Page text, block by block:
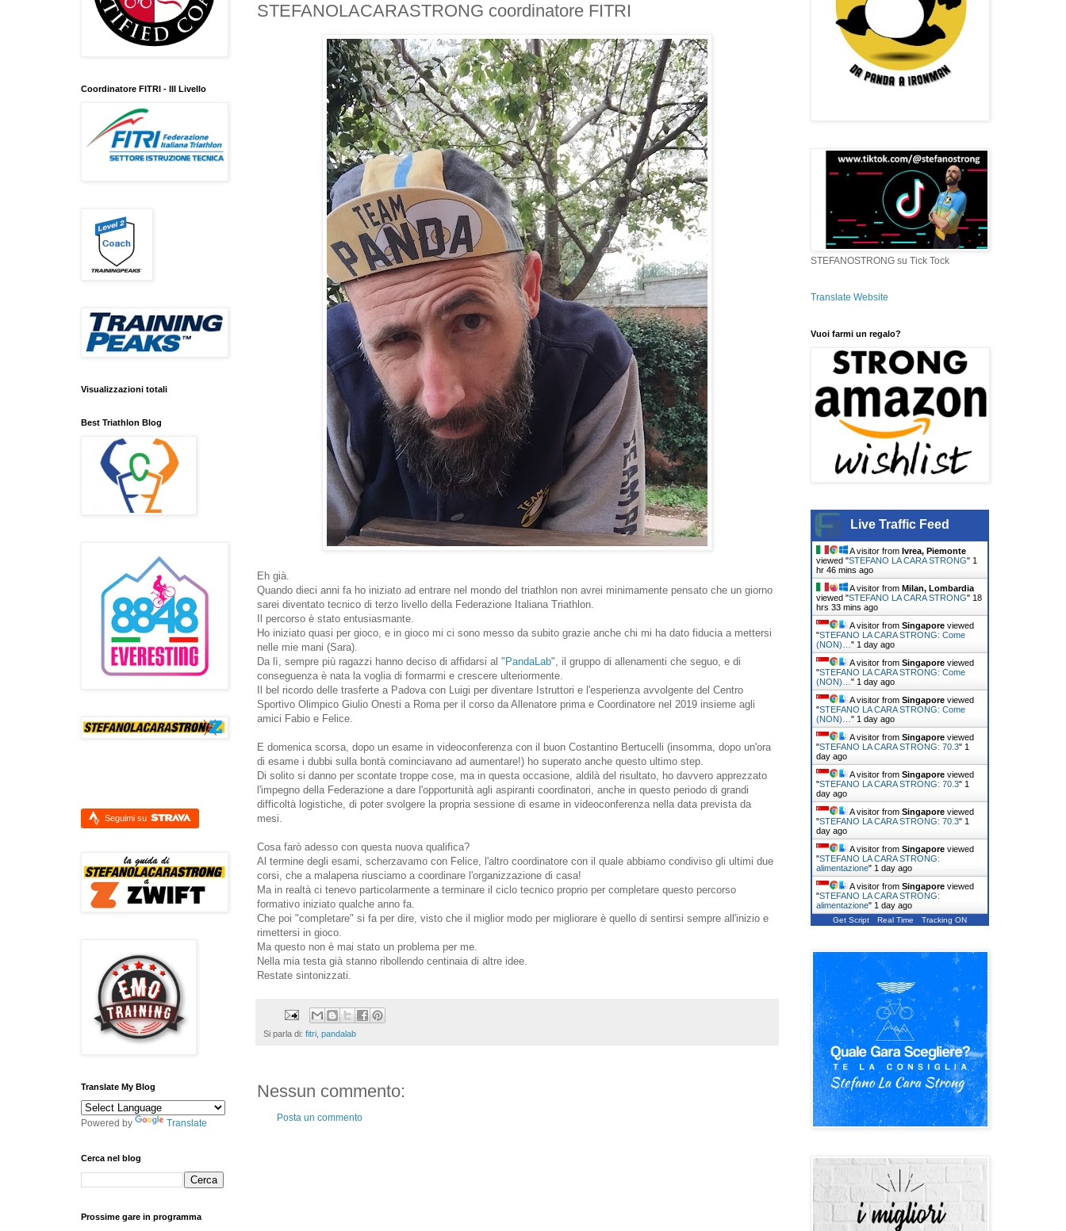
STEFANOLACARASTRONG coordinatore FITRI
Eh già.
Quando dieci anni fa ho iniziato ad entrare nel mondo del triathlon non avrei minimamente pensato che un giorno
sarei diventato tecnico di terzo livello della Federazione Italiana Triathlon.
Il percorso è stato entusiasmante.
Ho iniziato quasi per gioco, e in gioco mi ci sono messo da subito grazie anche chi mi ha dato fiducia a mettersi
nelle mie mani (Sara).
Da lì, sempre più ragazzi hanno deciso di affidarsi al " PandaLab", il gruppo di allenamenti che seguo, e di
conseguenza è nata la voglia di formarmi e crescere ulteriormente.
Il bel ricordo delle trasferte a Padova con Luigi per diventare Istruttori e l'esperienza avvolgente del Centro
Sportivo Olimpico Giulio Onesti a Roma per il corso da Allenatore prima e Coordinatore nel 2019 insieme agli
amici Fabio e Felice.
E domenica scorsa, dopo un esame in videoconferenza con il buon Costantino Bertucelli (insomma, dopo un'ora
di esame i dubbi sulla bontà cominciavano ad aumentare!) ho superato anche questo ultimo step.
Di solito si danno per scontate troppe cose, ma in questa occasione, aldilà del risultato, ho davvero apprezzato
l'impegno della Federazione a dare l'opportunità agli aspiranti coordinatori, anche in questo periodo di grandi
difficoltà logistiche, di poter svolgere la propria sessione di esame in videoconferenza nella data prevista da
mesi.
Cosa farò adesso con questa nuova qualifica?
Al termine degli esami, scherzavamo con Felice, l'altro coordinatore con il quale abbiamo condiviso gli ultimi due
corsi, che a malapena riusciamo a coordinare l'organizzazione di casa!
Ma in realtà ci tenevo particolarmente a terminare il ciclo tecnico proprio per completare questo percorso
formativo iniziato qualche anno fa.
Che poi "completare" si fa per dire, visto che il miglior modo per migliorare è quello di sentirsi sempre all'inizio e
rimettersi in gioco.
Ma questo non è mai stato un problema per me.
Nella mia testa già stanno ribollendo centinaia di altre idee.
Restate sintonizzati.
Si parla di: fitri pandalab
Nessun commento:
Posta un commento
Coordinatore FITRI - III Livello
Visualizzazioni totali
Best Triathlon Blog
Seguimi su
Translate My Blog
Powered by Translate
Cerca nel blog
Prossime gare in programma
STEFANOSTRONG su Tick Tock
Translate Website
Vuoi farmi un regalo?
Live Traffic Feed
A visitor from Ivrea, Piemonte
viewed "STEFANO LA CARA STRONG" 1
hr 46 mins ago
A visitor from Milan, Lombardia
viewed "STEFANO LA CARA STRONG" 18
hrs 33 mins ago
A visitor from Singapore viewed
"STEFANO LA CARA STRONG: Come
(NON)… " 1 day ago
A visitor from Singapore viewed
"STEFANO LA CARA STRONG: Come
(NON)… " 1 day ago
A visitor from Singapore viewed
"STEFANO LA CARA STRONG: Come
(NON)… " 1 day ago
A visitor from Singapore viewed
"STEFANO LA CARA STRONG: 70.3" 1
day ago
A visitor from Singapore viewed
"STEFANO LA CARA STRONG: 70.3" 1
day ago
A visitor from Singapore viewed
"STEFANO LA CARA STRONG: 70.3" 1
day ago
A visitor from Singapore viewed
"STEFANO LA CARA STRONG:
alimentazione" 1 day ago
A visitor from Singapore viewed
"STEFANO LA CARA STRONG:
alimentazione" 1 day ago
Get Script Real Time Tracking ON